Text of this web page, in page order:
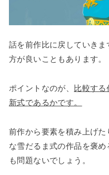
話を前作比に戻していき
方が良いこともあります。
ポイントなのが、 比較す
新式であるかです。
前作から要素を積み上げ
な雪だるま式の作品を褒
も問題ないでしょう。